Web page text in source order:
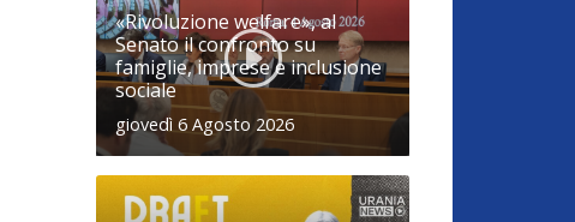
«Rivoluzione welfare», al
Senato il confronto su
famiglie, imprese e inclusione
sociale
giovedì 6 Agosto 2026